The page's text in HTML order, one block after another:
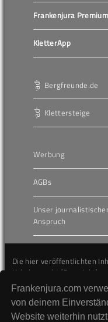
Frankenjura.com
von deinem
Website weiterhin
Frankenjura Premium
KletterApp
Bergfreunde.de
Klettersteige
Werbung
AGBs
Unser journalistischer
Anspruch
Die hier veröffentlichten
Urheberrecht (Copyright)
unverändert
wir auf juristischem Wege